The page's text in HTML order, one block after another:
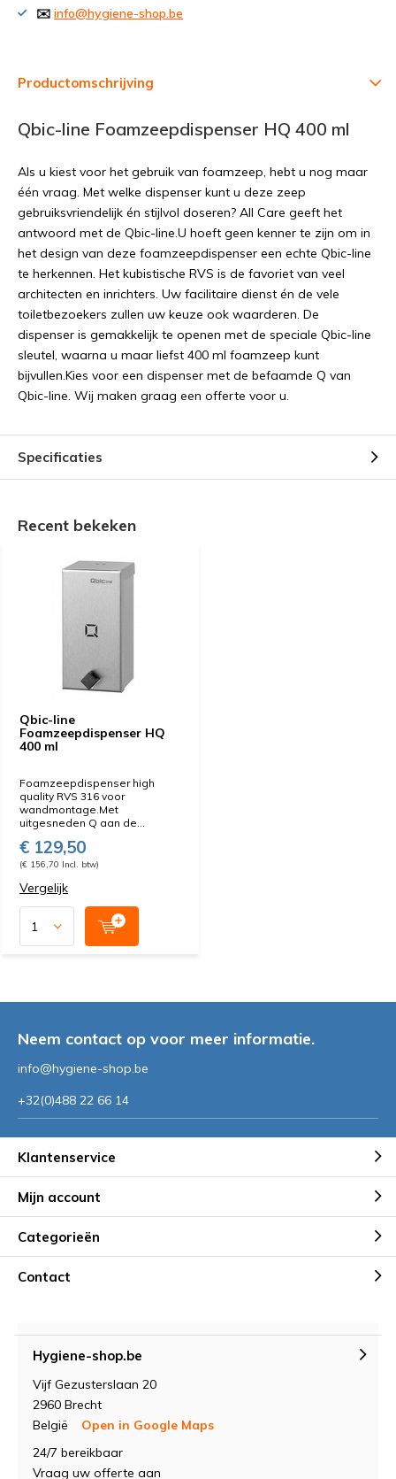
✉️ info@hygiene-shop.be
Productomschrijving
Qbic-line Foamzeepdispenser HQ 400 ml
Als u kiest voor het gebruik van foamzeep, hebt u nog maar
één vraag. Met welke dispenser kunt u deze zeep
gebruiksvriendelijk én stijlvol doseren? All Care geeft het
antwoord met de Qbic-line.U hoeft geen kenner te zijn om in
het design van deze foamzeepdispenser een echte Qbic-line
te herkennen. Het kubistische RVS is de favoriet van veel
architecten en inrichters. Uw facilitaire dienst én de vele
toiletbezoekers zullen uw keuze ook waarderen. De
dispenser is gemakkelijk te openen met de speciale Qbic-line
sleutel, waarna u maar liefst 400 ml foamzeep kunt
bijvullen.Kies voor een dispenser met de befaamde Q van
Qbic-line. Wij maken graag een offerte voor u.
Specificaties
Recent bekeken
Qbic-line
Foamzeepdispenser HQ
400 ml
Foamzeepdispenser high
quality RVS 316 voor
wandmontage.Met
uitgesneden Q aan de...
€ 129,50
(€ 156,70 Incl. btw)
Vergelijk
Neem contact op voor meer informatie.
info@hygiene-shop.be
+32(0)488 22 66 14
Klantenservice
Mijn account
Categorieën
Contact
Hygiene-shop.be
Vijf Gezusterslaan 20
2960 Brecht
België
Open in Google Maps
24/7 bereikbaar
Vraag uw offerte aan